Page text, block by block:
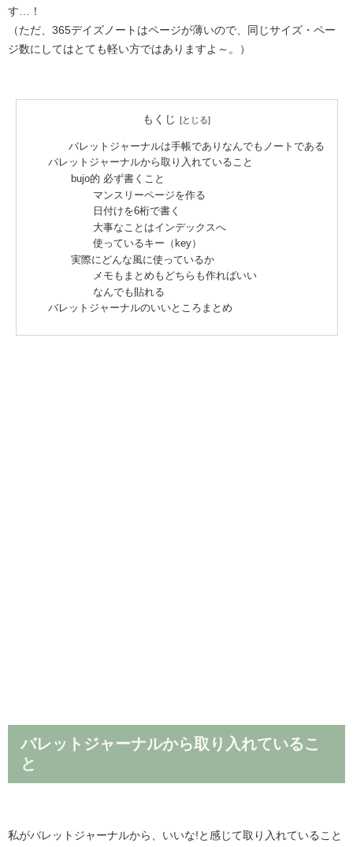
す…！
（ただ、365デイズノートはページが薄いので、同じサイズ・ペー
ジ数にしてはとても軽い方ではありますよ～。）
もくじ
バレットジャーナルは手帳でありなんでもノートである
バレットジャーナルから取り入れていること
bujo的 必ず書くこと
マンスリーページを作る
日付けを6桁で書く
大事なことはインデックスへ
使っているキー（key）
実際にどんな風に使っているか
メモもまとめもどちらも作ればいい
なんでも貼れる
バレットジャーナルのいいところまとめ
バレットジャーナルから取り入れているこ
と
私がバレットジャーナルから、いいな!と感じて取り入れていること